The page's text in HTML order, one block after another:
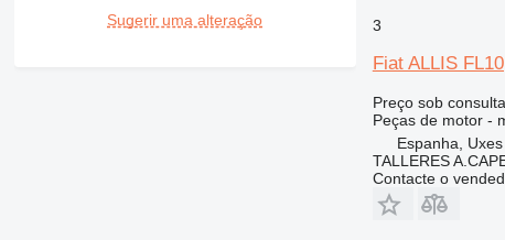
Sugerir uma alteração 3
Fiat ALLIS
Preço sob consulta
Peças de motor -
Espanha, Uxes
TALLERES
Contacte o